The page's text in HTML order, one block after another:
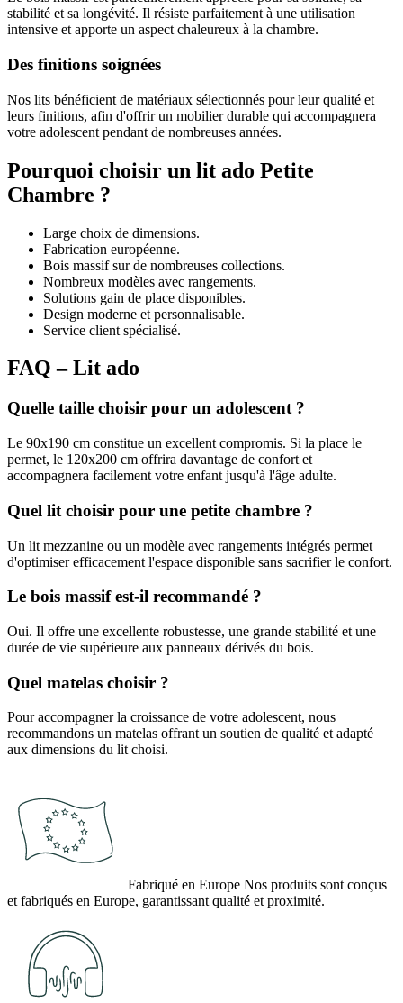
stabilité et sa longévité. Il résiste parfaitement à une utilisation
intensive et apporte un aspect chaleureux à la chambre.
Des finitions soignées
Nos lits bénéficient de matériaux sélectionnés pour leur qualité et
leurs finitions, afin d'offrir un mobilier durable qui accompagnera
votre adolescent pendant de nombreuses années.
Pourquoi choisir un lit ado Petite
Chambre ?
Large choix de dimensions.
Fabrication européenne.
Bois massif sur de nombreuses collections.
Nombreux modèles avec rangements.
Solutions gain de place disponibles.
Design moderne et personnalisable.
Service client spécialisé.
FAQ – Lit ado
Quelle taille choisir pour un adolescent ?
Le 90x190 cm constitue un excellent compromis. Si la place le
permet, le 120x200 cm offrira davantage de confort et
accompagnera facilement votre enfant jusqu'à l'âge adulte.
Quel lit choisir pour une petite chambre ?
Un lit mezzanine ou un modèle avec rangements intégrés permet
d'optimiser efficacement l'espace disponible sans sacrifier le confort.
Le bois massif est-il recommandé ?
Oui. Il offre une excellente robustesse, une grande stabilité et une
durée de vie supérieure aux panneaux dérivés du bois.
Quel matelas choisir ?
Pour accompagner la croissance de votre adolescent, nous
recommandons un matelas offrant un soutien de qualité et adapté
aux dimensions du lit choisi.
Fabriqué en Europe Nos produits sont conçus
et fabriqués en Europe, garantissant qualité et proximité.